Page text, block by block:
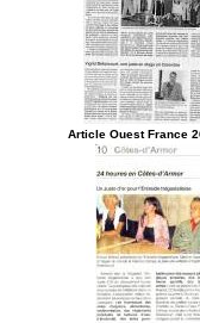
Article Ouest France